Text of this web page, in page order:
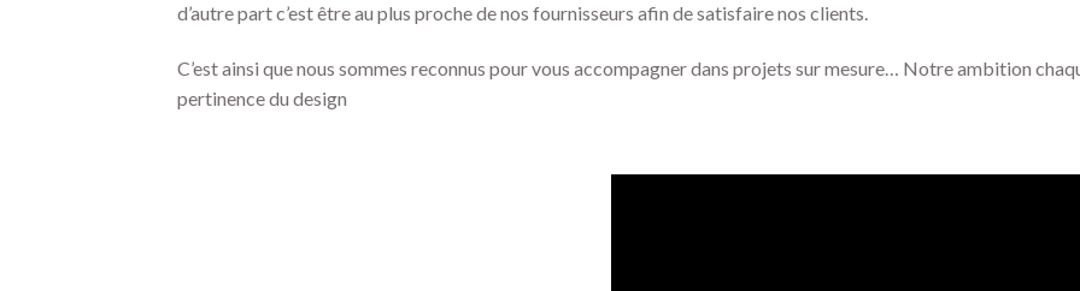
d’autre part c’est être au plus proche de nos fournisseurs afin de satisfaire nos clients.
C’est ainsi que nous sommes reconnus pour vous accompagner dans projets sur mesure… Notre ambition
pertinence du design